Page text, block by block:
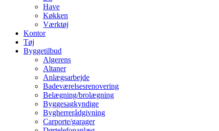
Have
Køkken
Værktøj
Kontor
Tøj
Byggetilbud
Algerens
Altaner
Anlægsarbejde
Badeværelsesrenovering
Belægning/brolægning
Byggesagkyndige
Bygherrerådgivning
Carporte/garager